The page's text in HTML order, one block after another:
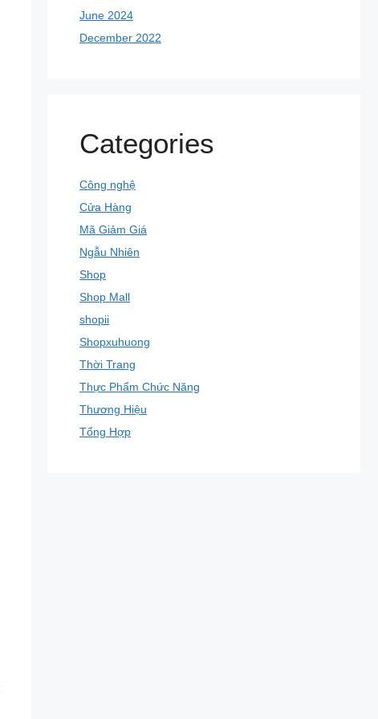
June 2024
December 2022
Categories
Công nghệ
Cửa Hàng
Mã Giảm Giá
Ngẫu Nhiên
Shop
Shop Mall
shopii
Shopxuhuong
Thời Trang
Thực Phẩm Chức Năng
Thương Hiệu
Tổng Hợp